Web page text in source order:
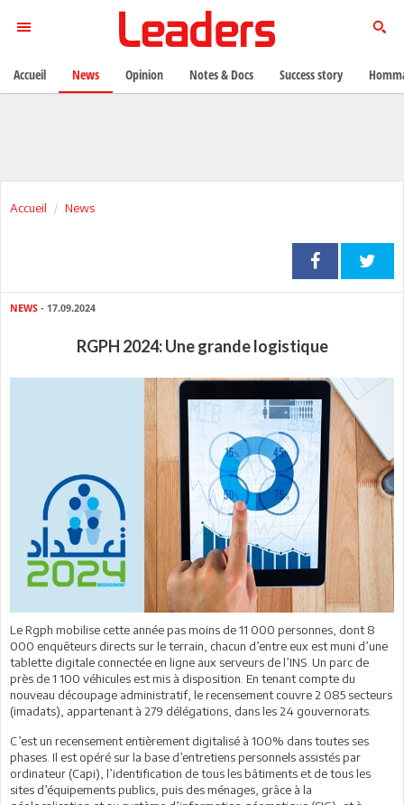
Accueil News
NEWS - 17.09.2024
RGPH 2024: Une grande logistique
Le Rgph mobilise cette année pas moins de 11 000 personnes, dont 8
000 enquêteurs directs sur le terrain, chacun d’entre eux est muni d’une
tablette digitale connectée en ligne aux serveurs de l’INS. Un parc de
près de 1 100 véhicules est mis à disposition. En tenant compte du
nouveau découpage administratif, le recensement couvre 2 085 secteurs
(imadats), appartenant à 279 délégations, dans les 24 gouvernorats.
C’est un recensement entièrement digitalisé à 100% dans toutes ses
phases. Il est opéré sur la base d’entretiens personnels assistés par
ordinateur (Capi), l’identification de tous les bâtiments et de tous les
sites d’équipements publics, puis des ménages, grâce à la
Accueil News Opinion Notes & Docs Success story